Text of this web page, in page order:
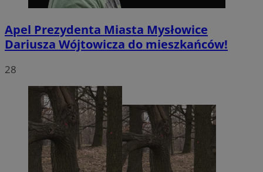
Apel Prezydenta Miasta Mysłowice
Dariusza Wójtowicza do mieszkańców!
28